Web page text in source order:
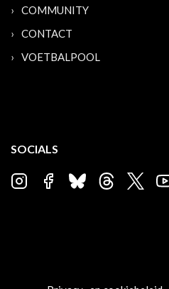
COMMUNITY
CONTACT
VOETBALPOOL
SOCIALS